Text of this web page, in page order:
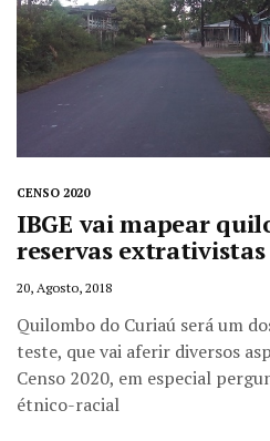
CENSO 2020
IBGE vai mapear
reservas extrativistas
20, Agosto, 2018
Quilombo do Curiaú será um
teste, que vai aferir diversos
Censo 2020, em especial
étnico-racial